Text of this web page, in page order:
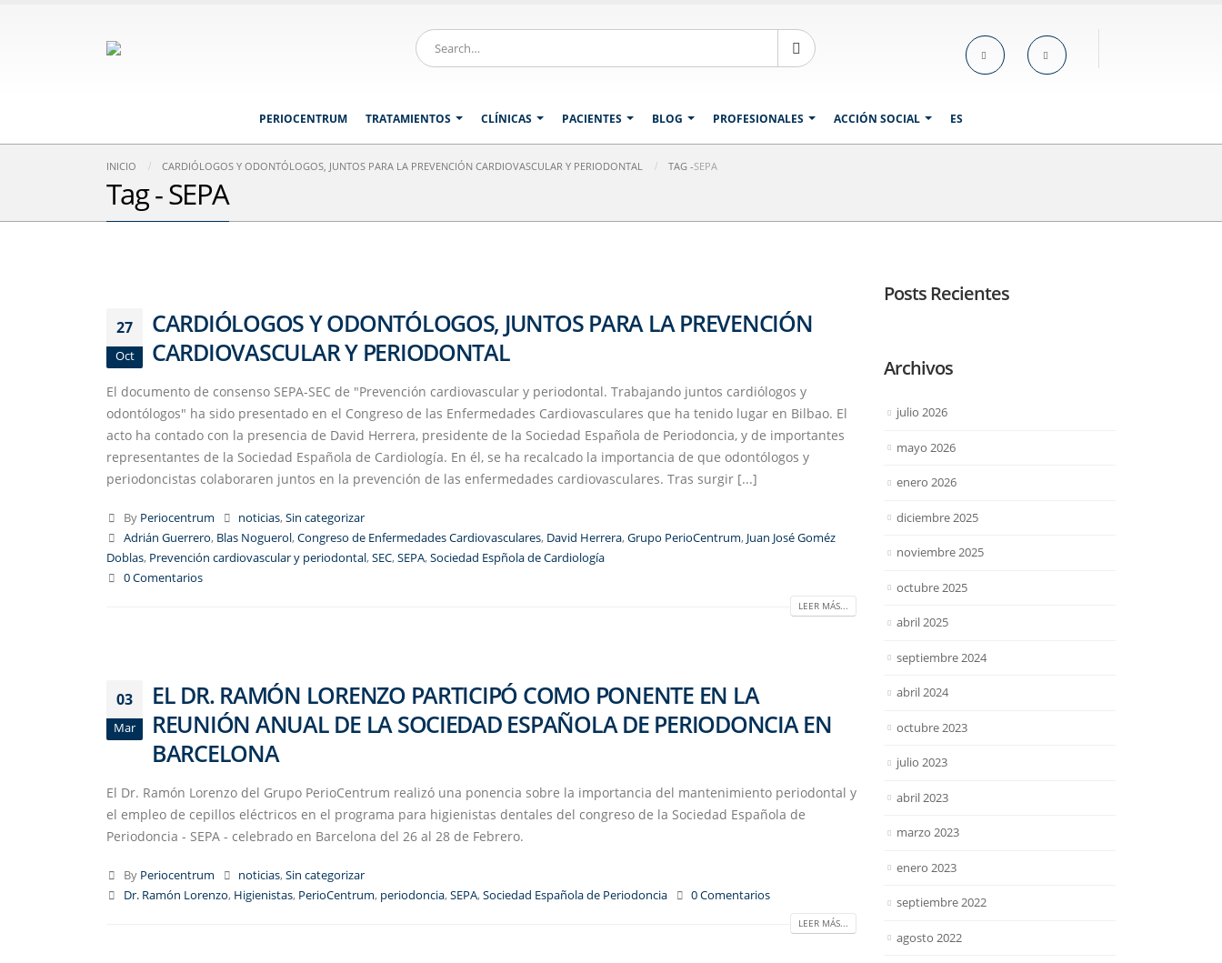
PERIOCENTRUM TRATAMIENTOS CLÍNICAS PACIENTES BLOG PROFESIONALES ACCIÓN SOCIAL ES
INICIO CARDIÓLOGOS Y ODONTÓLOGOS, JUNTOS PARA LA PREVENCIÓN CARDIOVASCULAR Y PERIODONTAL TAG -SEPA
Tag - SEPA
27
Oct
CARDIÓLOGOS Y ODONTÓLOGOS, JUNTOS PARA LA PREVENCIÓN
CARDIOVASCULAR Y PERIODONTAL
El documento de consenso SEPA-SEC de "Prevención cardiovascular y periodontal. Trabajando juntos cardiólogos y
odontólogos" ha sido presentado en el Congreso de las Enfermedades Cardiovasculares que ha tenido lugar en Bilbao. El
acto ha contado con la presencia de David Herrera, presidente de la Sociedad Española de Periodoncia, y de importantes
representantes de la Sociedad Española de Cardiología. En él, se ha recalcado la importancia de que odontólogos y
periodoncistas colaboraren juntos en la prevención de las enfermedades cardiovasculares. Tras surgir [...]
By Periocentrum noticias,Sin categorizar
Adrián Guerrero, Blas Noguerol,Congreso de Enfermedades Cardiovasculares, David Herrera,Grupo PerioCentrum, Juan José Goméz
Doblas, Prevención cardiovascular y periodontal,SEC,SEPA,Sociedad Espñola de Cardiología
0 Comentarios
LEER MÁS...
03
Mar
EL DR. RAMÓN LORENZO PARTICIPÓ COMO PONENTE EN LA
REUNIÓN ANUAL DE LA SOCIEDAD ESPAÑOLA DE PERIODONCIA EN
BARCELONA
El Dr. Ramón Lorenzo del Grupo PerioCentrum realizó una ponencia sobre la importancia del mantenimiento periodontal y
el empleo de cepillos eléctricos en el programa para higienistas dentales del congreso de la Sociedad Española de
Periodoncia - SEPA - celebrado en Barcelona del 26 al 28 de Febrero.
By Periocentrum noticias,Sin categorizar
Dr. Ramón Lorenzo, Higienistas, PerioCentrum, periodoncia,SEPA,Sociedad Española de Periodoncia 0 Comentarios
LEER MÁS...
Posts Recientes
Archivos
julio 2026
mayo 2026
enero 2026
diciembre 2025
noviembre 2025
octubre 2025
abril 2025
septiembre 2024
abril 2024
octubre 2023
julio 2023
abril 2023
marzo 2023
enero 2023
septiembre 2022
agosto 2022